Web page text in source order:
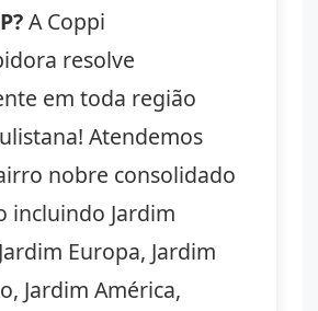
A Coppi
resolve
em toda região
Atendemos
nobre consolidado
incluindo Jardim
Europa, Jardim
Jardim América,